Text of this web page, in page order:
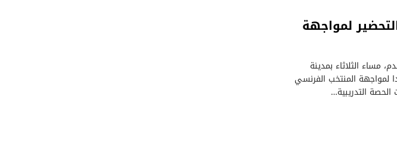
لمواجهة
مساء الثلاثاء بمدينة
لمواجهة المنتخب الفرنسي